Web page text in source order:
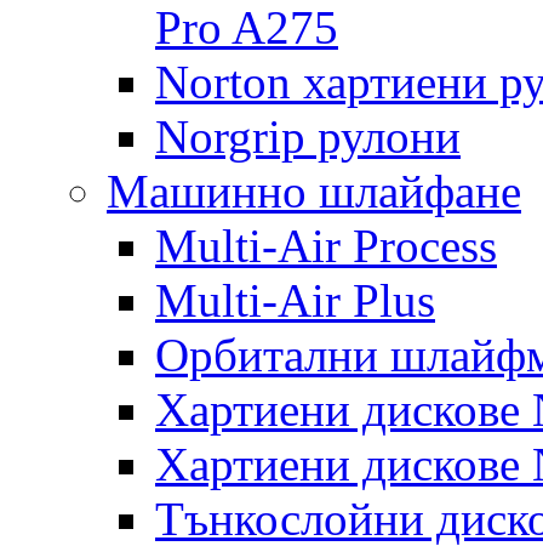
Pro A275
Norton хартиени
Norgrip рулони
Машинно шлайфане
Multi-Air Process
Multi-Air Plus
Орбитални
Хартиени
Хартиени
Тънкослойни